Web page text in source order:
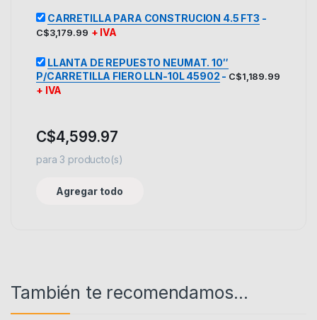
CARRETILLA PARA CONSTRUCION 4.5 FT3 -
C$3,179.99 + IVA
LLANTA DE REPUESTO NEUMAT. 10″
P/CARRETILLA FIERO LLN-10L 45902 - C$1,189.99
+ IVA
C$4,599.97
para 3 producto(s)
Agregar todo
También te recomendamos…